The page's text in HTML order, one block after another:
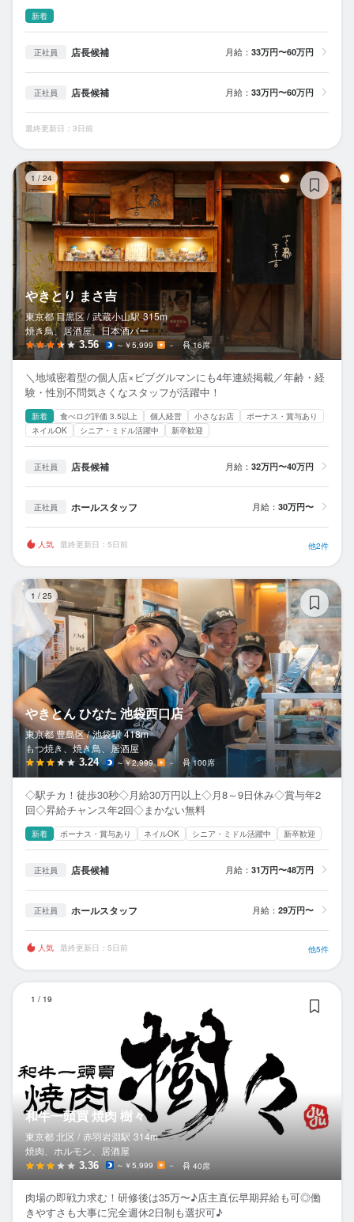
新着
正社員 店長候補 月給： 33万円〜60万円
正社員 店長候補 月給： 33万円〜60万円
最終更新日：3日前
1 / 24
やきとり まさ吉
東京都 目黒区 / 武蔵小山駅 315m
焼き鳥、居酒屋、日本酒バー
3.56 ～￥5,999 － 16席
＼地域密着型の個人店×ビブグルマンにも4年連続掲載／年齢・経
験・性別不問気さくなスタッフが活躍中！
新着 食べログ評価 3.5以上 個人経営 小さなお店
ボーナス・賞与あり
ネイルOK
シニア・ミドル活躍中 新卒歓迎
正社員 店長候補 月給： 32万円〜40万円
正社員 ホールスタッフ 月給： 30万円〜
人気 最終更新日：5日前 他2件
1 / 25
やきとん ひなた 池袋西口店
東京都 豊島区 / 池袋駅 418m
もつ焼き、焼き鳥、居酒屋
3.24 ～￥2,999 － 100席
◇駅チカ！徒歩30秒◇月給30万円以上◇月8～9日休み◇賞与年2
回◇昇給チャンス年2回◇まかない無料
新着 ボーナス・賞与あり ネイルOK シニア・ミドル活躍中 新卒歓迎
正社員 店長候補 月給： 31万円〜48万円
正社員 ホールスタッフ 月給： 29万円〜
人気 最終更新日：5日前 他5件
1 / 19
和牛一頭買 焼肉 樹々
東京都 北区 / 赤羽岩淵駅 314m
焼肉、ホルモン、居酒屋
3.36 ～￥5,999 － 40席
肉場の即戦力求む！研修後は35万〜♪店主直伝早期昇給も可◎働
きやすさも大事に完全週休2日制も選択可♪